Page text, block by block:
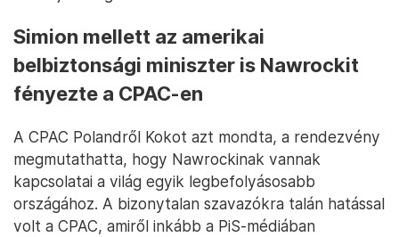
Simion mellett az amerikai
belbiztonsági miniszter is Nawrockit
fényezte a CPAC-en
A CPAC Polandről Kokot azt mondta, a rendezvény
megmutathatta, hogy Nawrockinak vannak
kapcsolatai a világ egyik legbefolyásosabb
országához. A bizonytalan szavazókra talán hatással
volt a CPAC, amiről inkább a PiS-médiában